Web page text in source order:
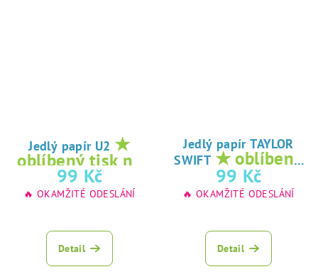
Jedlý papír U2 ★
oblíbený tisk na
jedlý papír
99 Kč
🔥 OKAMŽITÉ ODESLÁNÍ
Detail
Jedlý papír TAYLOR
SWIFT ★ oblíbený
tisk na jedlý
papír
99 Kč
🔥 OKAMŽITÉ ODESLÁNÍ
Detail